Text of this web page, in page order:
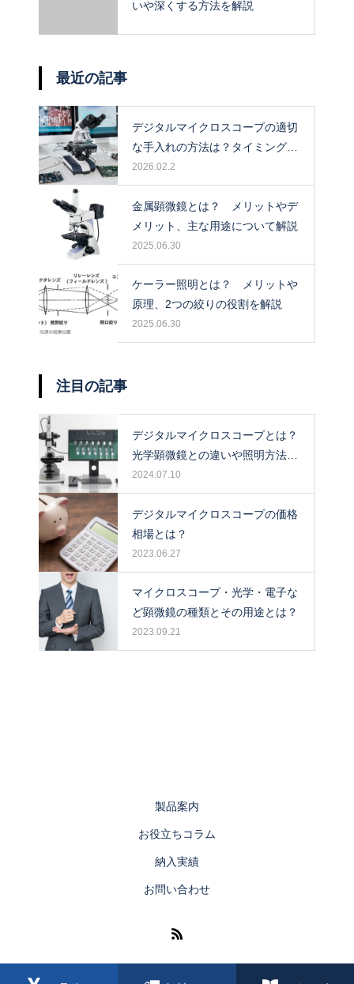
いや深くする方法を解説
最近の記事
デジタルマイクロスコープの適切
な手入れの方法は？タイミングや
保管場所も解説！
2026.02.2
金属顕微鏡とは？ メリットやデ
メリット、主な用途について解説
2025.06.30
ケーラー照明とは？ メリットや
原理、2つの絞りの役割を解説
2025.06.30
注目の記事
デジタルマイクロスコープとは？
光学顕微鏡との違いや照明方法に
ついて解説！
2024.07.10
デジタルマイクロスコープの価格
相場とは？
2023.06.27
マイクロスコープ・光学・電子な
ど顕微鏡の種類とその用途とは？
2023.09.21
製品案内
お役立ちコラム
納入実績
お問い合わせ